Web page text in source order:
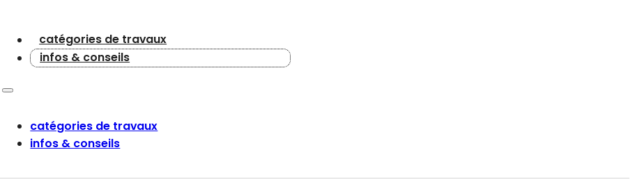
catégories de travaux
infos & conseils
catégories de travaux
infos & conseils